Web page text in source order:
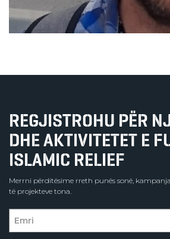
REGJISTROHU PËR
DHE AKTIVITETET E
ISLAMIC RELIEF
Merrni përditësime rreth punës sonë,
të projekteve tona.